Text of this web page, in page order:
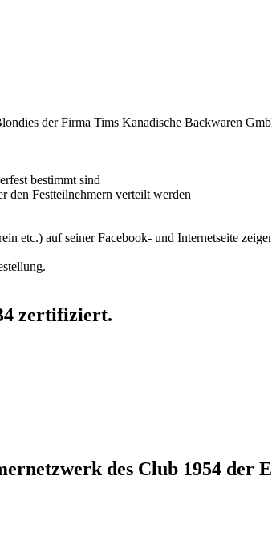
der Firma Tims Kanadische Backwaren
bestimmt sind
den Festteilnehmern verteilt werden
etc.) auf seiner Facebook- und Internetseite
zertifiziert.
des Club 1954 der